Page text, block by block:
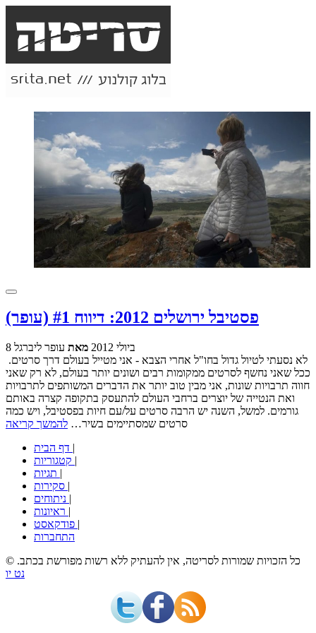
פסטיבל ירושלים 2012: דיווח #1 (עופר)
8 ביולי 2012 מאת עופר ליברגל
ככל שאני נחשף לסרטים ממקומות רבים ושונים יותר בעולם, לא רק שאני
חווה תרבויות שונות, אני מבין טוב יותר את הדברים המשותפים לתרבויות
ואת הנטייה של יוצרים ברחבי העולם להתעסק בתקופה קצרה באותם
גורמים. למשל, השנה יש הרבה סרטים על/עם חיות בפסטיבל, ויש כמה
סרטים שמסתיימים בשיר… להמשך קריאה
|
|
|
|
|
|
|
התחברות
© כל הזכויות שמורות לסריטה, אין להעתיק ללא רשות מפורשת בכתב.
נט יו